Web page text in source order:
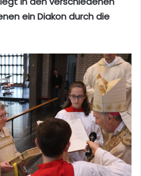
ein Diakon durch die